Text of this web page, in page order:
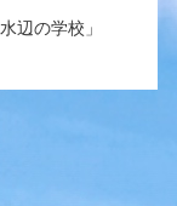
辺の学校」